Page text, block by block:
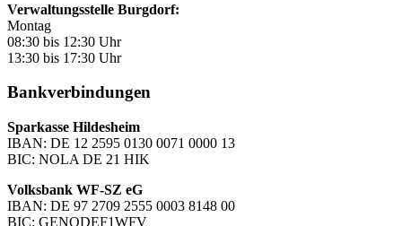
Verwaltungsstelle Burgdorf:
Montag
08:30 bis 12:30 Uhr
13:30 bis 17:30 Uhr
Bankverbindungen
Sparkasse Hildesheim
IBAN: DE 12 2595 0130 0071 0000 13
BIC: NOLA DE 21 HIK
Volksbank WF-SZ eG
IBAN: DE 97 2709 2555 0003 8148 00
BIC: GENODEF1WFV